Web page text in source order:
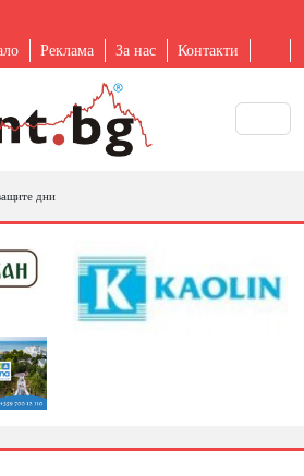
Реклама За нас Контакти
дни